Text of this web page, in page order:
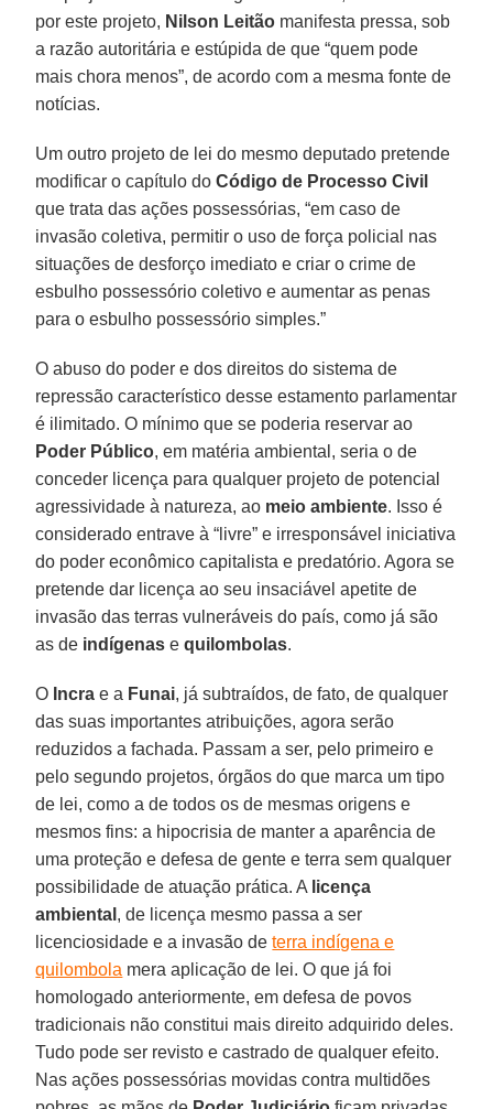
por este projeto, Nilson Leitão manifesta pressa, sob
a razão autoritária e estúpida de que “quem pode
mais chora menos”, de acordo com a mesma fonte de
notícias.
Um outro projeto de lei do mesmo deputado pretende
modificar o capítulo doCódigo de Processo Civil
que trata das ações possessórias, “em caso de
invasão coletiva, permitir o uso de força policial nas
situações de desforço imediato e criar o crime de
esbulho possessório coletivo e aumentar as penas
para o esbulho possessório simples.”
O abuso do poder e dos direitos do sistema de
repressão característico desse estamento parlamentar
é ilimitado. O mínimo que se poderia reservar ao
Poder Público, em matéria ambiental, seria o de
conceder licença para qualquer projeto de potencial
agressividade à natureza, ao meio ambiente. Isso é
considerado entrave à “livre” e irresponsável iniciativa
do poder econômico capitalista e predatório. Agora se
pretende dar licença ao seu insaciável apetite de
invasão das terras vulneráveis do país, como já são
as de indígenas equilombolas.
O Incra e a Funai, já subtraídos, de fato, de qualquer
das suas importantes atribuições, agora serão
reduzidos a fachada. Passam a ser, pelo primeiro e
pelo segundo projetos, órgãos do que marca um tipo
de lei, como a de todos os de mesmas origens e
mesmos fins: a hipocrisia de manter a aparência de
uma proteção e defesa de gente e terra sem qualquer
possibilidade de atuação prática. A licença
ambiental , de licença mesmo passa a ser
licenciosidade e a invasão deterra indígena e
quilombola mera aplicação de lei. O que já foi
homologado anteriormente, em defesa de povos
tradicionais não constitui mais direito adquirido deles.
Tudo pode ser revisto e castrado de qualquer efeito.
Nas ações possessórias movidas contra multidões